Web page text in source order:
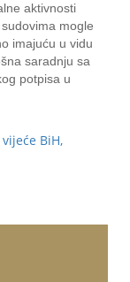
aktivnosti
mogle
imajuću u vidu
saradnju sa
potpisa u
BiH,